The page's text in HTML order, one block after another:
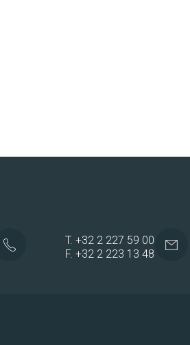
T. +32 2 227 59 00
F. +32 2 223 13 48